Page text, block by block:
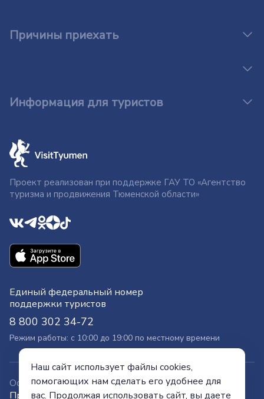
Причины приехать
Информация для туристов
Проект реализован при поддержке ГАУ ТО «Агентство
туризма и продвижения Тюменской области»
Единый федеральный номер
поддержки туристов
8 800 302 34-72
Режим работы: с 10:00 до 19:00 по местному времени
Официальный сайт
Правительства Тюменской области
Наш сайт использует файлы cookies,
помогающих нам сделать его удобнее для
вас. Продолжая использовать сайт, вы даете